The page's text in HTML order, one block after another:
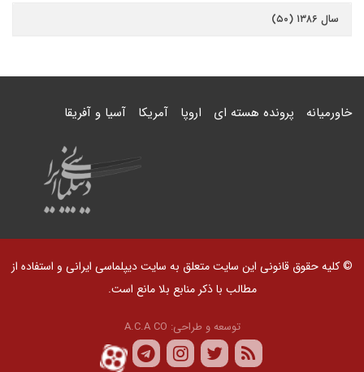
سال ۱۳۸۶ (۵۰)
خاورمیانه پرونده هسته ای اروپا آمریکا آسیا و آفریقا
© کلیه حقوق قانونی این سایت متعلق به سایت دیپلماسی ایرانی و استفاده از
مطالب با ذکر منابع بلا مانع است.
توسعه و طراحی: A.C.A CO